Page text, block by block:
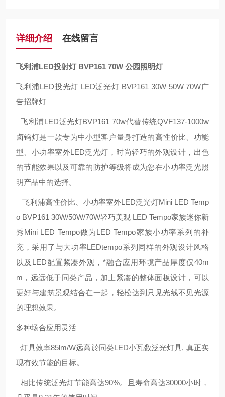
详细介绍 在线留言
飞利浦LED投射灯 BVP161 70W 公园照明灯
飞利浦LED投光灯 LED泛光灯 BVP161 30W 50W 70W广
告招牌灯
飞利浦LED泛光灯BVP161 70w代替传统QVF137-1000w
卤钨灯是一款专为中小型客户量身打造的高性价比、功能
型、小功率室外LED泛光灯，时尚轻巧的外观设计，出色
的节能效果以及可靠的防护等级将成为您在小功率泛光照
明产品中的选择。
飞利浦高性价比、小功率室外LED泛光灯Mini LED Temp
o BVP161 30W/50W/70W轻巧美观 LED Tempo家族迷你新
秀Mini LED Tempo做为LED Tempo家族小功率系列的补
充，采用了与大功率LEDtempo系列同样的外观设计风格
以及LED配置紧凑外观，*融合应用环境产品厚度仅40m
m，远远低于同类产品，加上紧凑的整体面板设计，可以
更好与建筑景观结合在一起，轻松达到只见光线不见光源
的理想效果。
多种场合应用灵活
灯具效率85lm/W远高於同类LED小瓦数泛光灯具, 真正实
现有效节能的目标。
相比传统泛光灯节能高达90%。且寿命高达30000小时，